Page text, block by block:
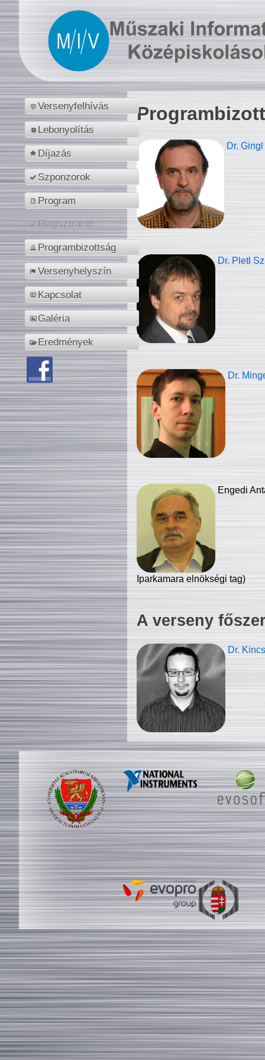
Versenyfelhívás
Lebonyolítás
Díjazás
Szponzorok
Program
Regisztráció
Programbizottság
Versenyhelyszín
Kapcsolat
Galéria
Eredmények
Dr.
Dr. Pletl
Dr.
Engedi
Iparkamara elnökségi tag)
A verseny
Dr.